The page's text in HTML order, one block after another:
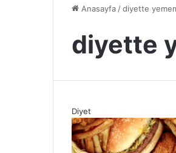
Anasayfa /diyette
diyette
Diyet